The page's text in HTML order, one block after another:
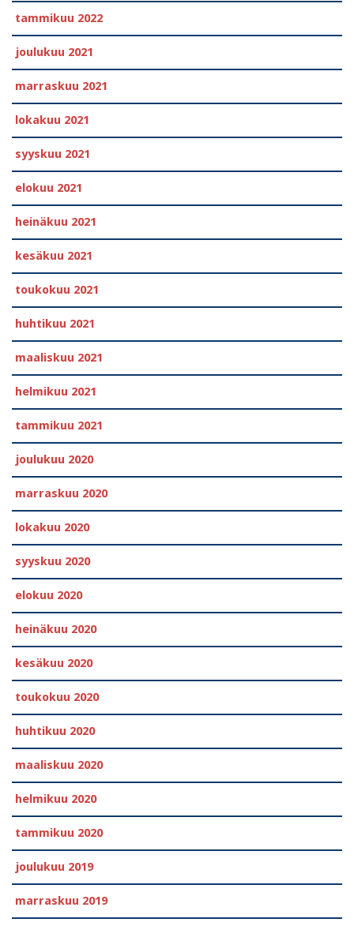
tammikuu 2022
joulukuu 2021
marraskuu 2021
lokakuu 2021
syyskuu 2021
elokuu 2021
heinäkuu 2021
kesäkuu 2021
toukokuu 2021
huhtikuu 2021
maaliskuu 2021
helmikuu 2021
tammikuu 2021
joulukuu 2020
marraskuu 2020
lokakuu 2020
syyskuu 2020
elokuu 2020
heinäkuu 2020
kesäkuu 2020
toukokuu 2020
huhtikuu 2020
maaliskuu 2020
helmikuu 2020
tammikuu 2020
joulukuu 2019
marraskuu 2019